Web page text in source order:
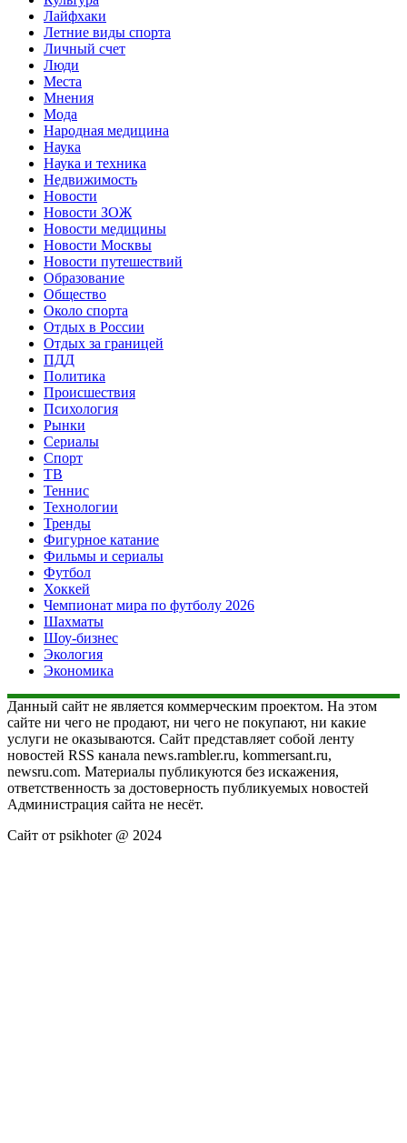
Лайфхаки
Летние виды спорта
Личный счет
Люди
Места
Мнения
Мода
Народная медицина
Наука
Наука и техника
Недвижимость
Новости
Новости ЗОЖ
Новости медицины
Новости Москвы
Новости путешествий
Образование
Общество
Около спорта
Отдых в России
Отдых за границей
ПДД
Политика
Происшествия
Психология
Рынки
Сериалы
Спорт
ТВ
Теннис
Технологии
Тренды
Фигурное катание
Фильмы и сериалы
Футбол
Хоккей
Чемпионат мира по футболу 2026
Шахматы
Шоу-бизнес
Экология
Экономика
Данный сайт не является коммерческим проектом. На этом
сайте ни чего не продают, ни чего не покупают, ни какие
услуги не оказываются. Сайт представляет собой ленту
новостей RSS канала news.rambler.ru, kommersant.ru,
newsru.com. Материалы публикуются без искажения,
ответственность за достоверность публикуемых новостей
Администрация сайта не несёт.
Сайт от psikhoter @ 2024